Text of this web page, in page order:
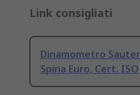
Link consigliati
Dinamometro
Spina Euro, Cert. ISO